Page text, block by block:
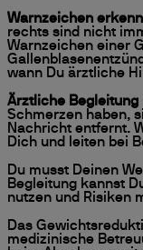
Warnzeichen
rechts sind nicht
Warnzeichen einer
wann Du ärztliche
Ärztliche Begleitung
Schmerzen haben,
Nachricht entfernt.
Dich und leiten bei
Du musst Deinen
Begleitung kannst
nutzen und Risiken
Das
medizinische